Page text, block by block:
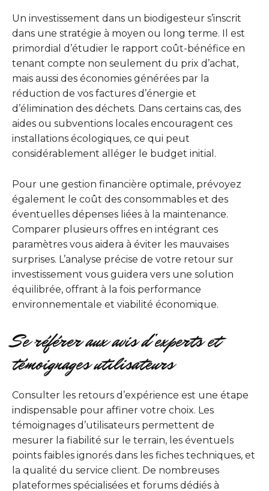
Un investissement dans un biodigesteur s’inscrit
dans une stratégie à moyen ou long terme. Il est
primordial d’étudier le rapport coût-bénéfice en
tenant compte non seulement du prix d’achat,
mais aussi des économies générées par la
réduction de vos factures d’énergie et
d’élimination des déchets. Dans certains cas, des
aides ou subventions locales encouragent ces
installations écologiques, ce qui peut
considérablement alléger le budget initial.
Pour une gestion financière optimale, prévoyez
également le coût des consommables et des
éventuelles dépenses liées à la maintenance.
Comparer plusieurs offres en intégrant ces
paramètres vous aidera à éviter les mauvaises
surprises. L’analyse précise de votre retour sur
investissement vous guidera vers une solution
équilibrée, offrant à la fois performance
environnementale et viabilité économique.
Se référer aux avis d’experts et
témoignages utilisateurs
Consulter les retours d’expérience est une étape
indispensable pour affiner votre choix. Les
témoignages d’utilisateurs permettent de
mesurer la fiabilité sur le terrain, les éventuels
points faibles ignorés dans les fiches techniques, et
la qualité du service client. De nombreuses
plateformes spécialisées et forums dédiés à